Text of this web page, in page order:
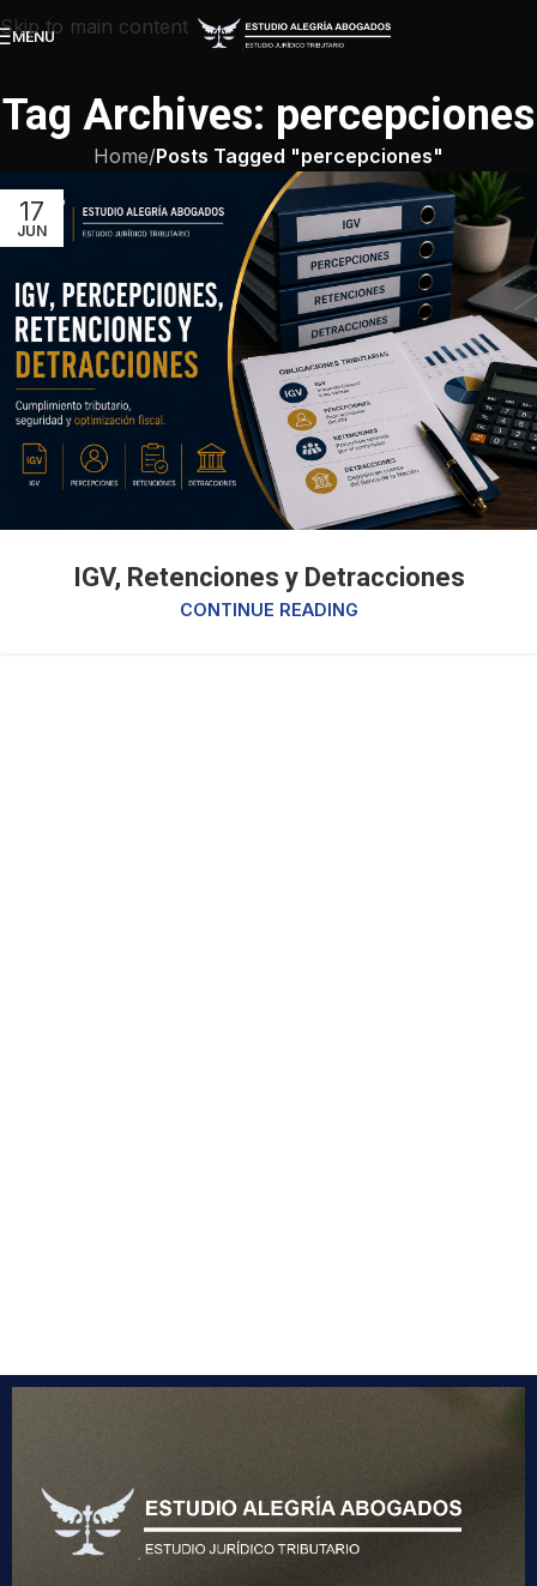
Skip to main content
MENU
Tag Archives: percepciones
Home/Posts Tagged "percepciones"
17
JUN
IGV, Retenciones y Detracciones
CONTINUE READING